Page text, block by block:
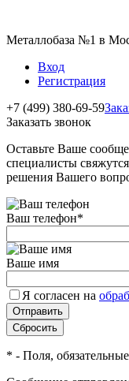
Металлобаза №1 в
Вход
Регистрация
+7 (499) 380-69-59
Заказать звонок
Оставьте Ваше
специалисты
решения Вашего
Ваш телефон*
Ваше имя
Я согласен на
* - Поля,